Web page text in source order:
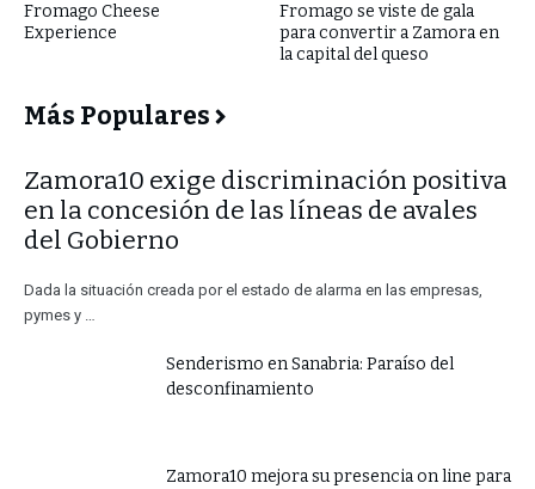
Fromago Cheese
Experience
Fromago se viste de gala
para convertir a Zamora en
la capital del queso
Más Populares
​Zamora10 exige discriminación positiva
en la concesión de las líneas de avales
del Gobierno
Dada la situación creada por el estado de alarma en las empresas,
pymes y …
Senderismo en Sanabria: Paraíso del
desconfinamiento
Zamora10 mejora su presencia on line para